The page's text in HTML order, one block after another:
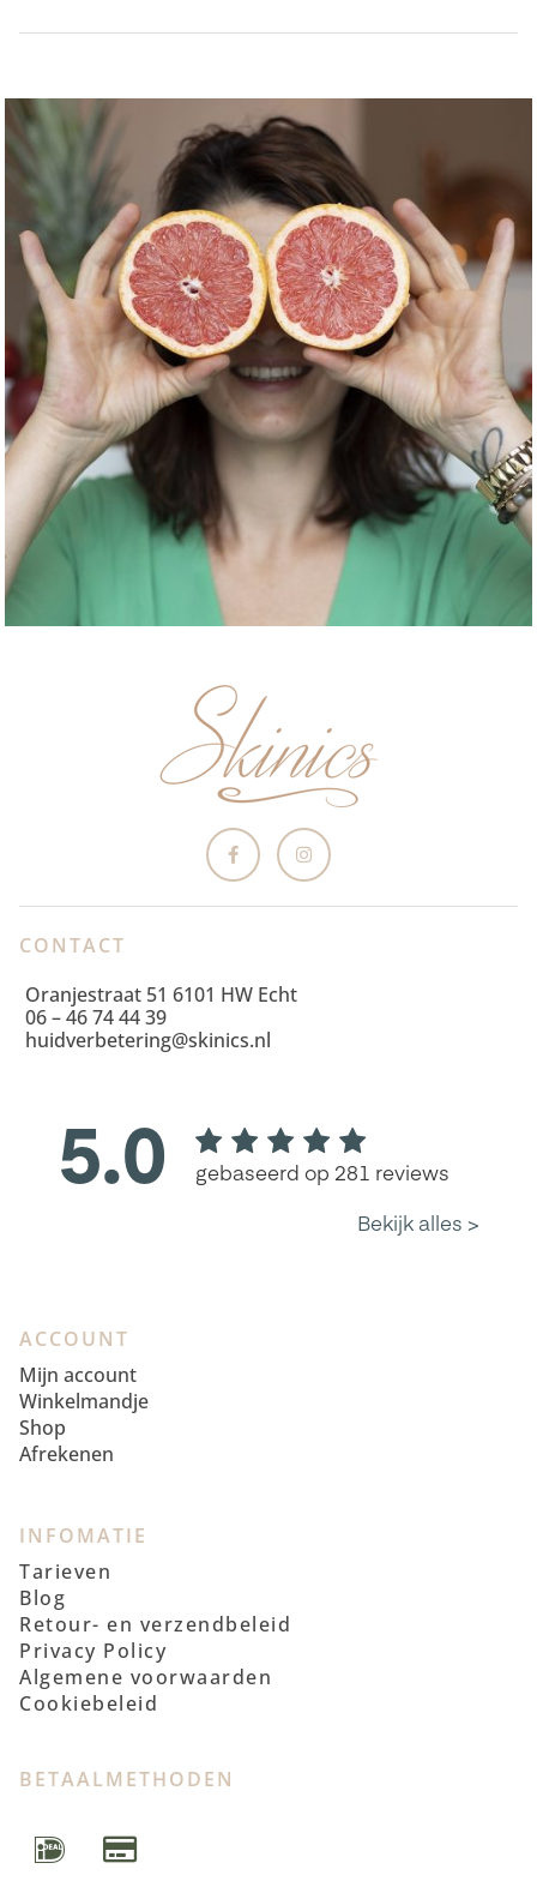
CONTACT
Oranjestraat 51 6101 HW Echt
06 – 46 74 44 39
huidverbetering@skinics.nl
ACCOUNT
Mijn account
Winkelmandje
Shop
Afrekenen
INFOMATIE
Tarieven
Blog
Retour- en verzendbeleid
Privacy Policy
Algemene voorwaarden
Cookiebeleid
BETAALMETHODEN